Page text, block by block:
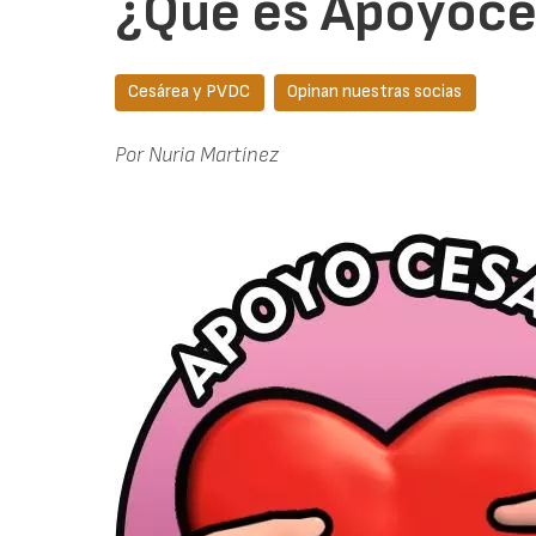
Cesárea y PVDC Opinan nuestras socias
Por Nuria Martínez